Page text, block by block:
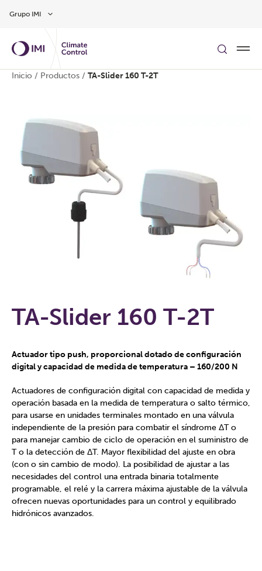
Grupo IMI
Inicio / Productos / TA-Slider 160 T-2T
TA-Slider 160 T-2T
Actuador tipo push, proporcional dotado de configuración
digital y capacidad de medida de temperatura – 160/200 N
Actuadores de configuración digital con capacidad de medida y
operación basada en la medida de temperatura o salto térmico,
para usarse en unidades terminales montado en una válvula
independiente de la presión para combatir el síndrome ΔT o
para manejar cambio de ciclo de operación en el suministro de
T o la detección de ΔT. Mayor flexibilidad del ajuste en obra
(con o sin cambio de modo). La posibilidad de ajustar a las
necesidades del control una entrada binaria totalmente
programable, el relé y la carrera máxima ajustable de la válvula
ofrecen nuevas oportunidades para un control y equilibrado
hidrónicos avanzados.